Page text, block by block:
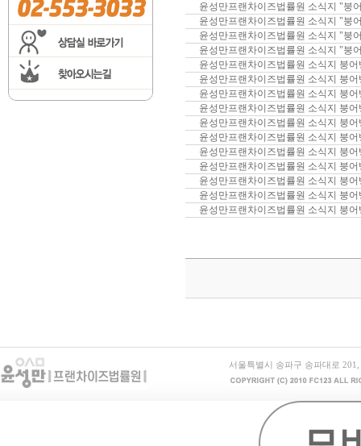
윤성만프랜차이즈법률원 소식지 "붕
윤성만프랜차이즈법률원 소식지 "붕
윤성만프랜차이즈법률원 소식지 "붕
윤성만프랜차이즈법률원 소식지 "붕
윤성만프랜차이즈법률원 소식지 붕
윤성만프랜차이즈법률원 소식지 붕
윤성만프랜차이즈법률원 소식지 붕
윤성만프랜차이즈법률원 소식지 붕
윤성만프랜차이즈법률원 소식지 붕
윤성만프랜차이즈법률원 소식지 붕
윤성만프랜차이즈법률원 소식지 붕
윤성만프랜차이즈법률원 소식지 붕
윤성만프랜차이즈법률원 소식지 붕
윤성만프랜차이즈법률원 소식지 붕
윤성만프랜차이즈법률원 소식지 붕
서울특별시 송파구 송파대로